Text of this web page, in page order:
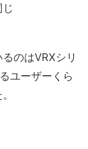
のはVRXシリ
ユーザーくら